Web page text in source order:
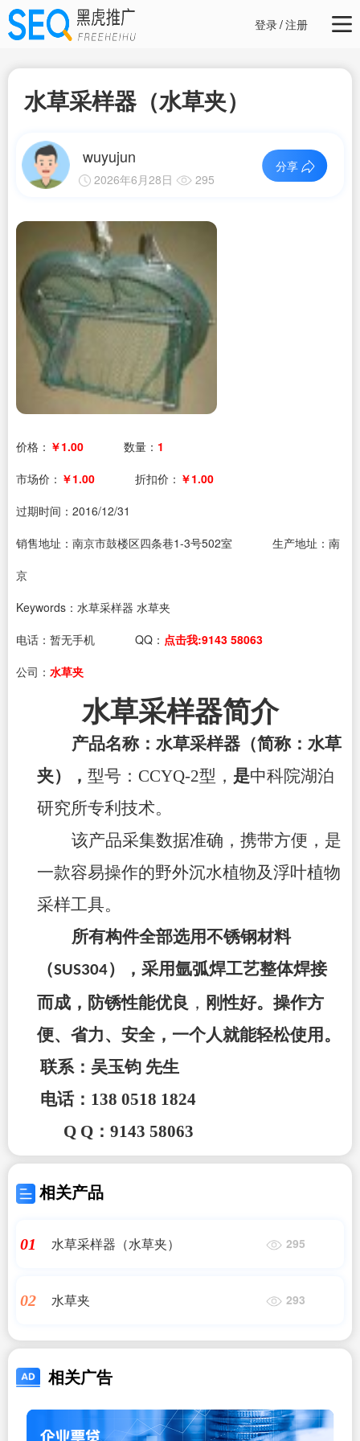
登录/注册
水草采样器（水草夹）
wuyujun
2026年6月28日 295
分享
价格： ￥1.00 数量： 1
市场价： ￥1.00 折扣价： ￥1.00
过期时间： 2016/12/31
销售地址：南京市鼓楼区四条巷1-3号502室
生产地址：南
京
Keywords：水草采样器 水草夹
电话： 暂无手机 QQ： 点击我:9143 58063
公司： 水草夹
水草采样器简介
产品名称：水草采样器（简称：水草
夹），型号：CCYQ-2型 ， 是中科院湖泊
研究所专利技术。
该产品采集数据准确，携带方便，是
一款容易操作的野外沉水植物及浮叶植物
采样工具。
所有构件全部选用不锈钢材料
（SUS304），采用氩弧焊工艺整体焊接
而成，防锈性能优良 ， 刚性好。操作方
便、省力、安全，一个人就能轻松使用。
联系：吴玉钧 先生
电话： 138 0518 1824
Q Q：9143 58063
相关产品
01 水草采样器（水草夹） 295
02 水草夹 293
相关广告